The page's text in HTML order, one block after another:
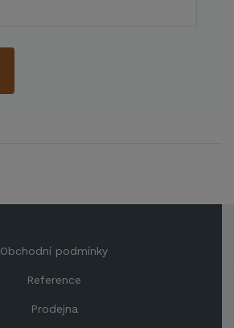
Obchodní podmínky
Reference
Prodejna